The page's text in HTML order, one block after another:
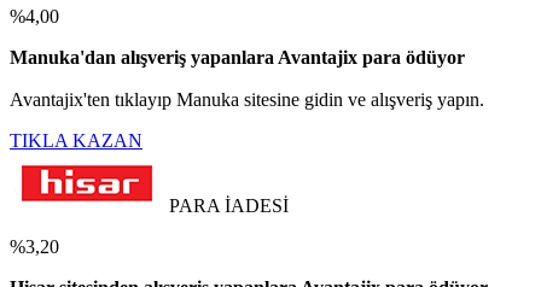
%4,00
Manuka'dan alışveriş yapanlara Avantajix para ödüyor
Avantajix'ten tıklayıp Manuka sitesine gidin ve alışveriş yapın.
TIKLA KAZAN
PARA İADESİ
%3,20